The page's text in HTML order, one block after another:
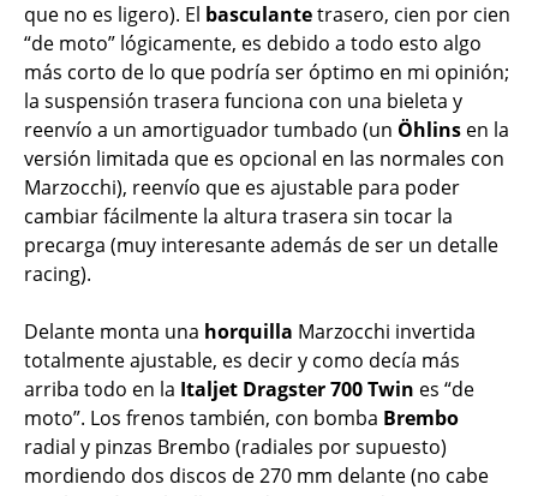
que no es ligero). El basculantetrasero, cien por cien
“de moto” lógicamente, es debido a todo esto algo
más corto de lo que podría ser óptimo en mi opinión;
la suspensión trasera funciona con una bieleta y
reenvío a un amortiguador tumbado (un Öhlins en la
versión limitada que es opcional en las normales con
Marzocchi), reenvío que es ajustable para poder
cambiar fácilmente la altura trasera sin tocar la
precarga (muy interesante además de ser un detalle
racing).
Delante monta una horquilla Marzocchi invertida
totalmente ajustable, es decir y como decía más
arriba todo en la Italjet Dragster 700 Twin es “de
moto”. Los frenos también, con bomba Brembo
radial y pinzas Brembo (radiales por supuesto)
mordiendo dos discos de 270 mm delante (no cabe